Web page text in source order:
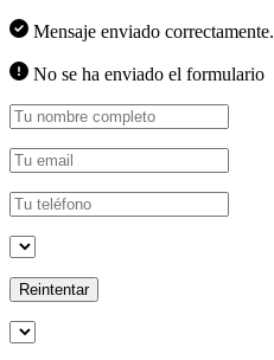
Mensaje enviado correctamente.
No se ha enviado el formulario
Reintentar